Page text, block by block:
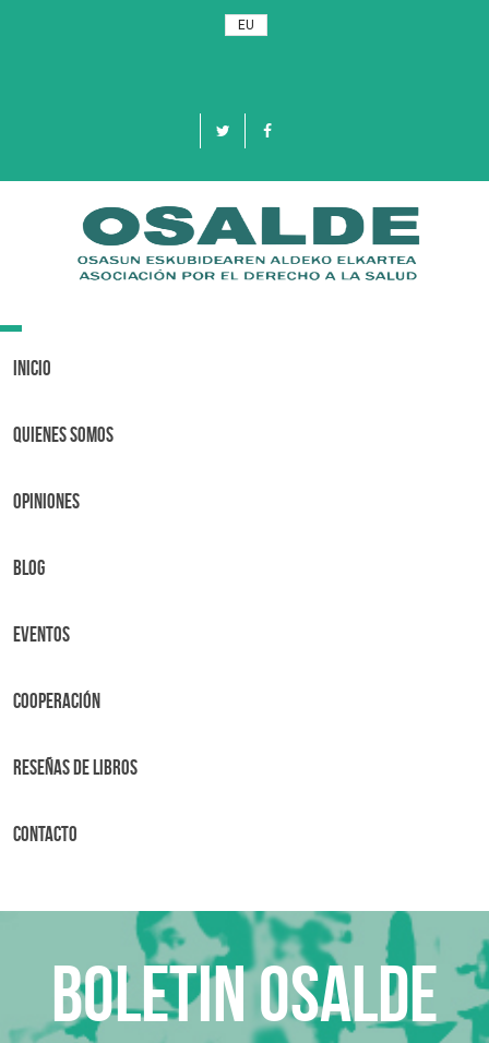
EU
Toggle
Inicio
Quienes Somos
OPINIONES
BLOG
Eventos
Cooperación
Reseñas de libros
Contacto
Boletin Osalde